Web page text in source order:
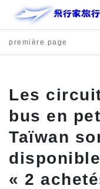
première page
Les
bus en
Taïwan
« 2